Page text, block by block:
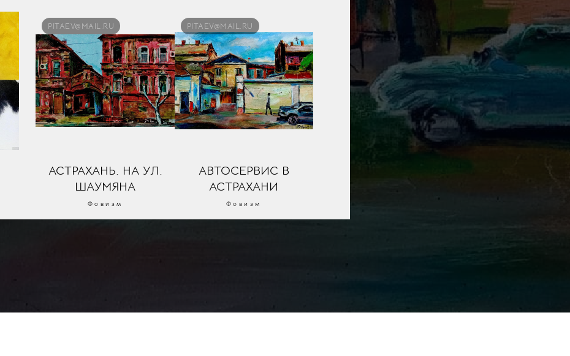
PITAEV@MAIL.RU
АСТРАХАНЬ. НА УЛ.
ШАУМЯНА
Фовизм
PITAEV@MAIL.RU
АВТОСЕРВИС В
АСТРАХАНИ
Фовизм